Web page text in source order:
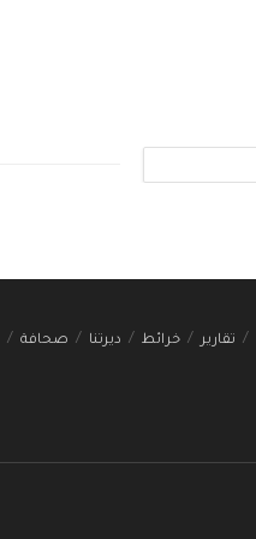
تقارير خرائط ديرتنا صحافة